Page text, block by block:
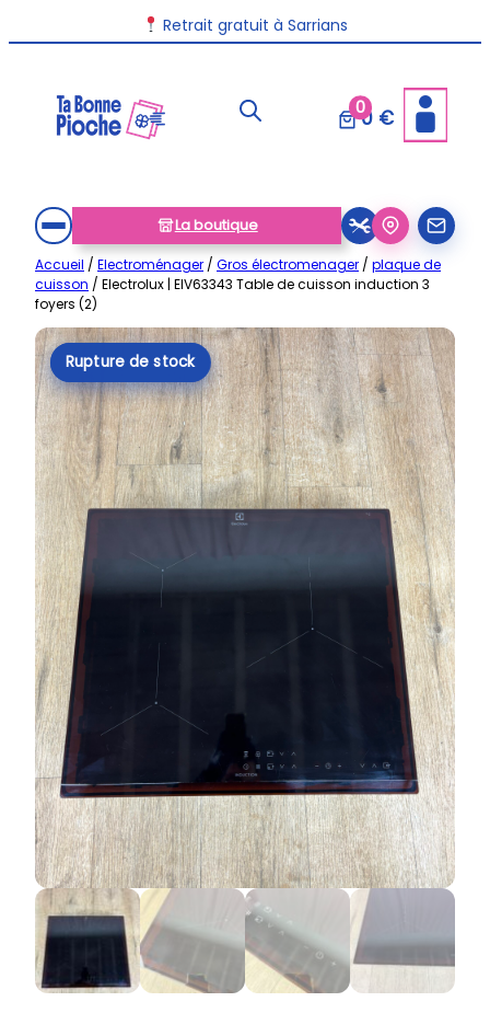
au
Retrait gratuit à Sarrians
Livraison disponible dans toute la France
00 €
La boutique
Accueil / Electroménager / Gros électromenager / plaque de
cuisson / Electrolux | EIV63343 Table de cuisson induction 3
foyers (2)